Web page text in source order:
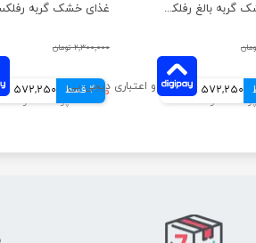
۲,۳۰۰,۰۰۰ تومان
۲,۲۸۹,۰۰۰ تومان
4 قسط 572,250 تومانی
غذای خشک گربه بالغ رفلکس پلاس مدل گورمت وزن 1.5 کیلوگرم
572,250 تومانی